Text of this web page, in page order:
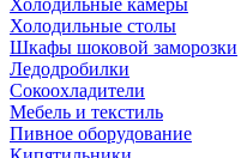
Холодильные камеры
Холодильные столы
Шкафы шоковой заморозки
Ледодробилки
Сокоохладители
Мебель и текстиль
Пивное оборудование